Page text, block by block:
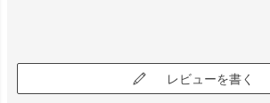
レビューを書く